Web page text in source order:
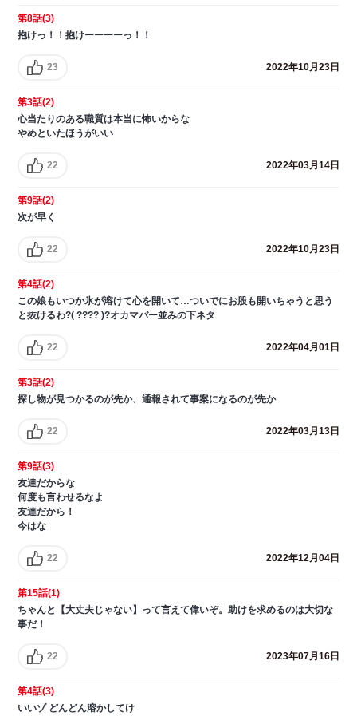
第8話(3)
抱けっ！！抱けーーーーっ！！
23 2022年10月23日
第3話(2)
心当たりのある職質は本当に怖いからな
やめといたほうがいい
22 2022年03月14日
第9話(2)
次が早く
22 2022年10月23日
第4話(2)
この娘もいつか氷が溶けて心を開いて…ついでにお股も開いちゃうと思う
と抜けるわ?( ???? )?オカマバー並みの下ネタ
22 2022年04月01日
第3話(2)
探し物が見つかるのが先か、通報されて事案になるのが先か
22 2022年03月13日
第9話(3)
友達だからな
何度も言わせるなよ
友達だから！
今はな
22 2022年12月04日
第15話(1)
ちゃんと【大丈夫じゃない】って言えて偉いぞ。助けを求めるのは大切な
事だ！
22 2023年07月16日
第4話(3)
いいゾ どんどん溶かしてけ